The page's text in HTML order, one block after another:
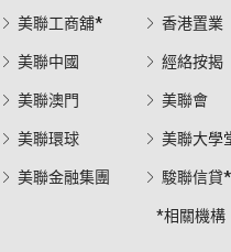
美聯工商舖*
美聯中國
美聯澳門
美聯環球
美聯金融集團
香港置業
經絡按揭
美聯會
美聯大學
駿聯信貸*
*相關機構